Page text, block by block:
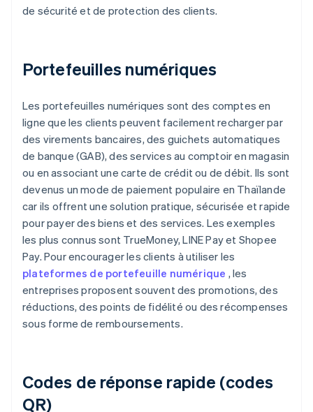
de sécurité et de protection des clients.
Portefeuilles numériques
Les portefeuilles numériques sont des comptes en
ligne que les clients peuvent facilement recharger par
des virements bancaires, des guichets automatiques
de banque (GAB), des services au comptoir en magasin
ou en associant une carte de crédit ou de débit. Ils sont
devenus un mode de paiement populaire en Thaïlande
car ils offrent une solution pratique, sécurisée et rapide
pour payer des biens et des services. Les exemples
les plus connus sont TrueMoney, LINE Pay et Shopee
Pay. Pour encourager les clients à utiliser les
plateformes de portefeuille numérique , les
entreprises proposent souvent des promotions, des
réductions, des points de fidélité ou des récompenses
sous forme de remboursements.
Codes de réponse rapide (codes
QR)